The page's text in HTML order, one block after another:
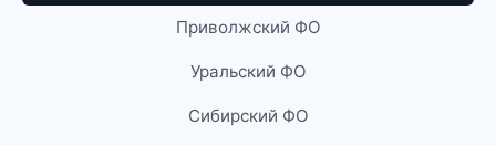
Приволжский ФО
Уральский ФО
Сибирский ФО